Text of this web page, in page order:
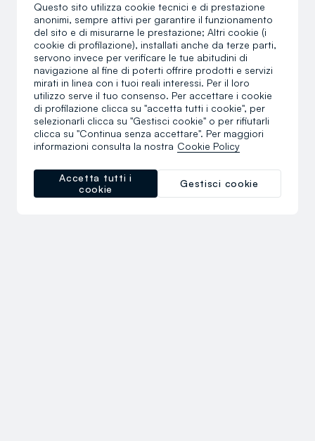
Questo sito utilizza cookie tecnici e di prestazione
anonimi, sempre attivi per garantire il funzionamento
del sito e di misurarne le prestazione; Altri cookie (i
cookie di profilazione), installati anche da terze parti,
servono invece per verificare le tue abitudini di
navigazione al fine di poterti offrire prodotti e servizi
mirati in linea con i tuoi reali interessi. Per il loro
utilizzo serve il tuo consenso. Per accettare i cookie
di profilazione clicca su "accetta tutti i cookie", per
selezionarli clicca su "Gestisci cookie" o per rifiutarli
clicca su "Continua senza accettare". Per maggiori
informazioni consulta la nostra Cookie Policy
Gestisci cookie
Accetta tutti i
cookie